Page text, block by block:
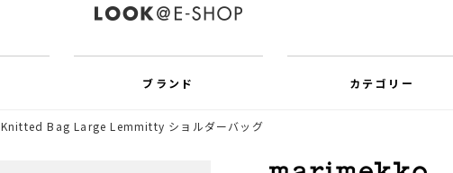
ブランド カテゴリー
Knitted Bag Large Lemmitty ショルダーバッグ